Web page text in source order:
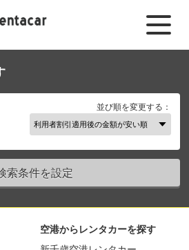
並び順を変更する：
索条件を設定
空港からレンタカーを探す